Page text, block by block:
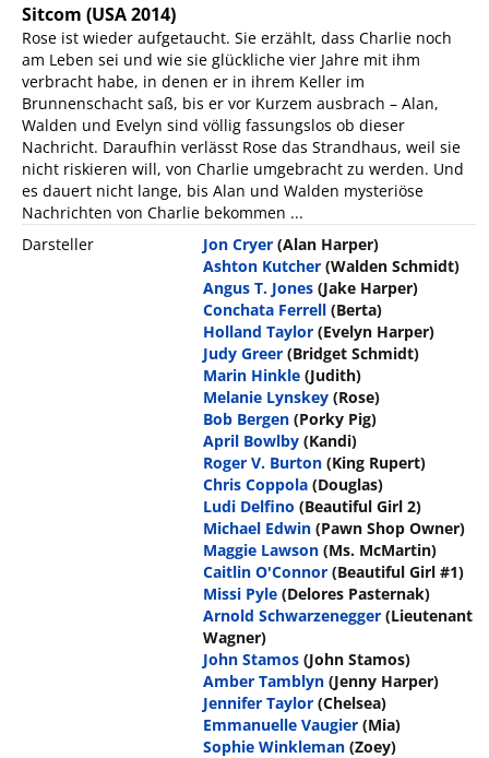
Sitcom (USA 2014)
Rose ist wieder aufgetaucht. Sie erzählt, dass Charlie noch
am Leben sei und wie sie glückliche vier Jahre mit ihm
verbracht habe, in denen er in ihrem Keller im
Brunnenschacht saß, bis er vor Kurzem ausbrach – Alan,
Walden und Evelyn sind völlig fassungslos ob dieser
Nachricht. Daraufhin verlässt Rose das Strandhaus, weil sie
nicht riskieren will, von Charlie umgebracht zu werden. Und
es dauert nicht lange, bis Alan und Walden mysteriöse
Nachrichten von Charlie bekommen ...
Darsteller
Jon Cryer (Alan Harper)
Ashton Kutcher (Walden Schmidt)
Angus T. Jones (Jake Harper)
Conchata Ferrell (Berta)
Holland Taylor (Evelyn Harper)
Judy Greer (Bridget Schmidt)
Marin Hinkle (Judith)
Melanie Lynskey (Rose)
Bob Bergen (Porky Pig)
April Bowlby (Kandi)
Roger V. Burton (King Rupert)
Chris Coppola (Douglas)
Ludi Delfino (Beautiful Girl 2)
Michael Edwin (Pawn Shop Owner)
Maggie Lawson (Ms. McMartin)
Caitlin O'Connor (Beautiful Girl #1)
Missi Pyle (Delores Pasternak)
Arnold Schwarzenegger (Lieutenant
Wagner)
John Stamos (John Stamos)
Amber Tamblyn (Jenny Harper)
Jennifer Taylor (Chelsea)
Emmanuelle Vaugier (Mia)
Sophie Winkleman (Zoey)